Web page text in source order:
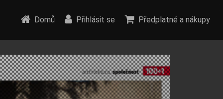
Domů Přihlásit se Předplatné a nákupy